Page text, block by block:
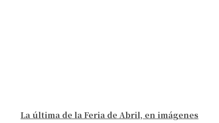
La última de la Feria de Abril, en imágenes